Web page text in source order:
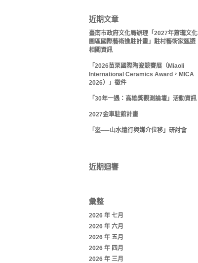
近期文章
臺南市政府文化局辦理「2027年蕭瓏文化
園區國際藝術進駐計畫」駐村藝術家甄選
相關資訊
「2026苗栗國際陶瓷競賽展（Miaoli
International Ceramics Award，MICA
2026）」徵件
「30年一遇：高雄獎觀測論壇」活動資訊
2027金車駐館計畫
「埊──山水遠行與媒介位移」研討會
近期迴響
彙整
2026 年 七月
2026 年 六月
2026 年 五月
2026 年 四月
2026 年 三月